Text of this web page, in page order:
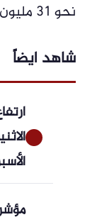
نحو 31 مليون دينار كويتي.
شاهد ايضاً